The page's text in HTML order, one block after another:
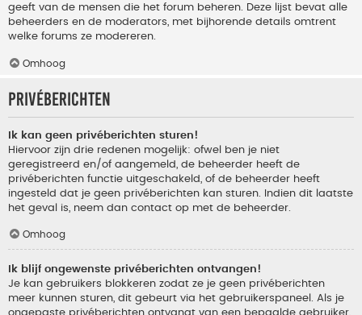
geeft van de mensen die het forum beheren. Deze lijst bevat alle
beheerders en de moderators, met bijhorende details omtrent
welke forums ze modereren.
Omhoog
Privéberichten
Ik kan geen privéberichten sturen!
Hiervoor zijn drie redenen mogelijk: ofwel ben je niet
geregistreerd en/of aangemeld, de beheerder heeft de
privéberichten functie uitgeschakeld, of de beheerder heeft
ingesteld dat je geen privéberichten kan sturen. Indien dit laatste
het geval is, neem dan contact op met de beheerder.
Omhoog
Ik blijf ongewenste privéberichten ontvangen!
Je kan gebruikers blokkeren zodat ze je geen privéberichten
meer kunnen sturen, dit gebeurt via het gebruikerspaneel. Als je
ongepaste privéberichten ontvangt van een bepaalde gebruiker,